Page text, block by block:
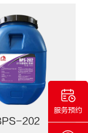
202
服务预约